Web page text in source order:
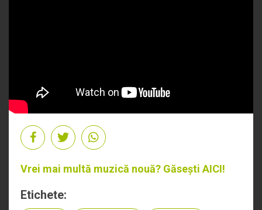
Vrei mai multă muzică nouă? Găsești AICI!
Etichete: